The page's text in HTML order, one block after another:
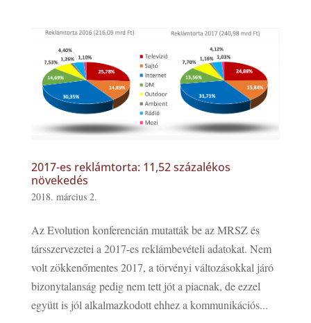
2017-es reklámtorta: 11,52 százalékos
növekedés
2018. március 2.
Az Evolution konferencián mutatták be az MRSZ és
társszervezetei a 2017-es reklámbevételi adatokat. Nem
volt zökkenőmentes 2017, a törvényi változásokkal járó
bizonytalanság pedig nem tett jót a piacnak, de ezzel
együtt is jól alkalmazkodott ehhez a kommunikációs...